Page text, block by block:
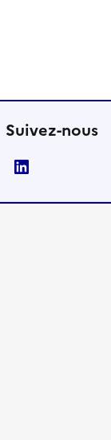
Suivez-nous